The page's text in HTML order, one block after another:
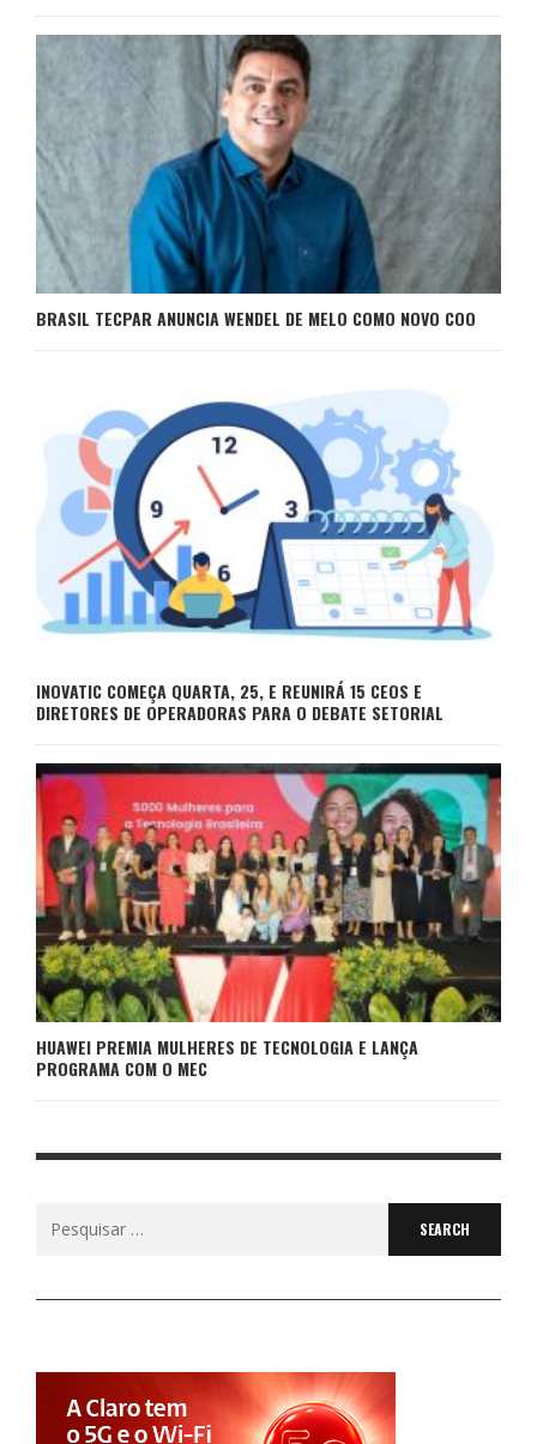
BRASIL TECPAR ANUNCIA WENDEL DE MELO COMO NOVO COO
INOVATIC COMEÇA QUARTA, 25, E REUNIRÁ 15 CEOS E
DIRETORES DE OPERADORAS PARA O DEBATE SETORIAL
HUAWEI PREMIA MULHERES DE TECNOLOGIA E LANÇA
PROGRAMA COM O MEC